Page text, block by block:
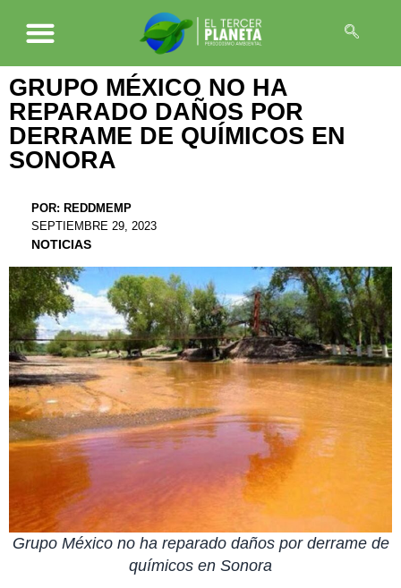
GRUPO MÉXICO NO HA
REPARADO DAÑOS POR
DERRAME DE QUÍMICOS EN
SONORA
POR: REDDMEMP
SEPTIEMBRE 29, 2023
NOTICIAS
Grupo México no ha reparado daños por derrame de
químicos en Sonora